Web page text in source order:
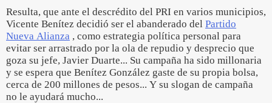
Resulta, que ante el descrédito del PRI en varios municipios,
Vicente Benítez decidió ser el abanderado del Partido
Nueva Alianza , como estrategia política personal para
evitar ser arrastrado por la ola de repudio y desprecio que
goza su jefe, Javier Duarte... Su campaña ha sido millonaria
y se espera que Benítez González gaste de su propia bolsa,
cerca de 200 millones de pesos... Y su slogan de campaña
no le ayudará mucho...